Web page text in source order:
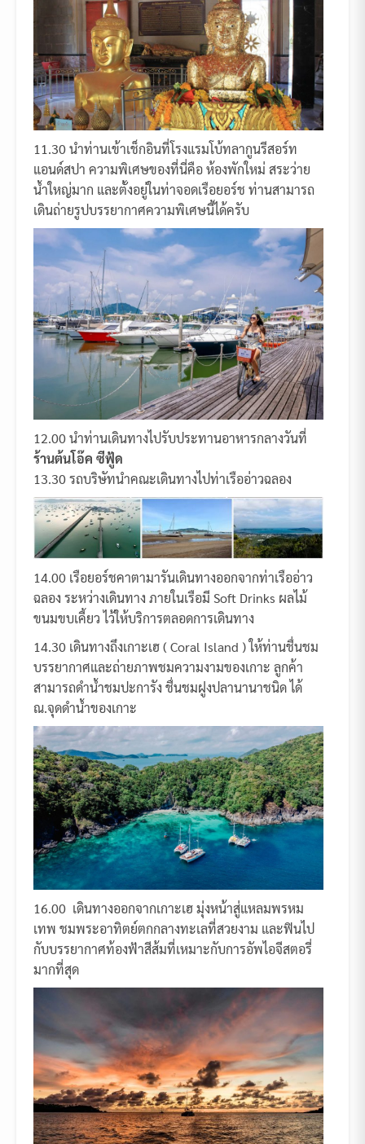
11.30 นำท่านเข้าเช็กอินที่โรงแรมโบ้ทลากูนรีสอร์ท
แอนด์สปา ความพิเศษของที่นี่คือ ห้องพักใหม่ สระว่าย
น้ำใหญ่มาก และตั้งอยู่ในท่าจอดเรือยอร์ช ท่านสามารถ
เดินถ่ายรูปบรรยากาศความพิเศษนี้ได้ครับ
12.00 นำท่านเดินทางไปรับประทานอาหารกลางวันที่
ร้านต้นโอ๊ค ซีฟู้ด
13.30 รถบริษัทนำคณะเดินทางไปท่าเรืออ่าวฉลอง
14.00 เรือยอร์ชคาตามารันเดินทางออกจากท่าเรืออ่าว
ฉลอง ระหว่างเดินทาง ภายในเรือมี Soft Drinks ผลไม้
ขนมขบเคี้ยว ไว้ให้บริการตลอดการเดินทาง
14.30 เดินทางถึงเกาะเฮ ( Coral Island ) ให้ท่านชื่นชม
บรรยากาศและถ่ายภาพชมความงามของเกาะ ลูกค้า
สามารถดำน้ำชมปะการัง ชื่นชมฝูงปลานานาชนิด ได้
ณ.จุดดำน้ำของเกาะ
16.00 เดินทางออกจากเกาะเฮ มุ่งหน้าสู่แหลมพรหม
เทพ ชมพระอาทิตย์ตกกลางทะเลที่สวยงาม และฟินไป
กับบรรยากาศท้องฟ้าสีส้มที่เหมาะกับการอัพไอจีสตอรี่
มากที่สุด